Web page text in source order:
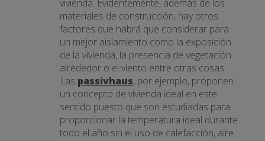
vivienda. Evidentemente, además de los
materiales de construcción, hay otros
factores que habrá que considerar para
un mejor aislamiento como la exposición
de la vivienda, la presencia de vegetación
alrededor o el viento entre otras cosas.
Las passivhaus, por ejemplo, proponen
un concepto de vivienda ideal en este
sentido puesto que son estudiadas para
proporcionar la temperatura ideal durante
todo el año sin el uso de calefacción, aire